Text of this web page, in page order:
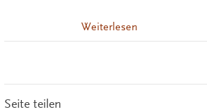
Weiterlesen
Seite teilen